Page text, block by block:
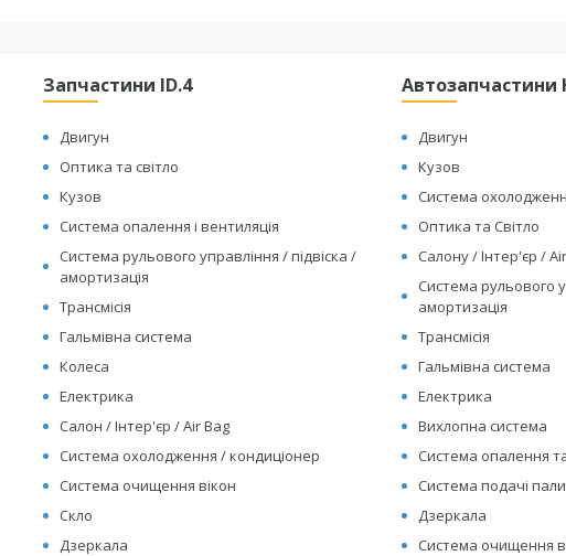
Запчастини ID.4
Двигун
Оптика та світло
Кузов
Система опалення і вентиляція
Система рульового управління / підвіска /
амортизація
Трансмісія
Гальмівна система
Колеса
Електрика
Салон / Інтер'єр / Air Bag
Система охолодження / кондиціонер
Система очищення вікон
Скло
Дзеркала
Автозапчастини
Двигун
Кузов
Система
Оптика та Світло
Салону / Інтер'єр /
Система рульового
амортизація
Трансмісія
Гальмівна система
Електрика
Вихлопна система
Система опалення
Система подачі
Дзеркала
Система очищення